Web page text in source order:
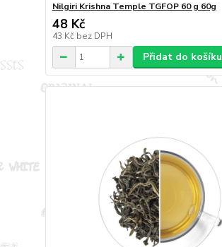
Nilgiri Krishna Temple TGFOP 60 g 60g
48 Kč
43 Kč bez DPH
Přidat do košíku